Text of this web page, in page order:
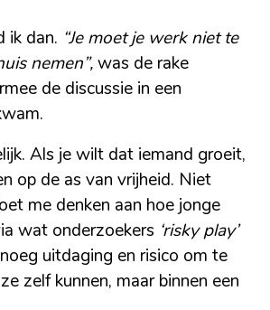
ik dan. “Je moet je werk niet te
nemen”,was de rake
de discussie in een
Als je wilt dat iemand groeit,
op de as van vrijheid. Niet
me denken aan hoe jonge
wat onderzoekers ‘risky play’
uitdaging en risico om te
zelf kunnen, maar binnen een